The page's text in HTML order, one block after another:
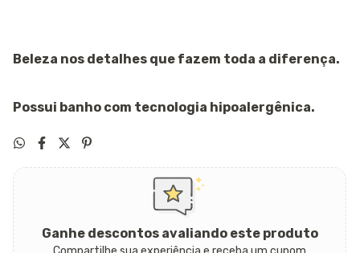
Beleza nos detalhes que fazem toda a diferença.
Possui banho com tecnologia hipoalergênica.
Ganhe descontos avaliando este produto